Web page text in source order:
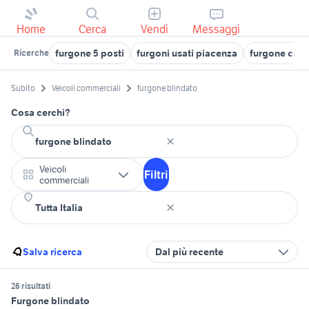
Home Cerca Vendi Messaggi
Ricerche furgone 5 posti furgoni usati piacenza furgone
Subito Veicoli commerciali furgone blindato
Cosa cerchi?
Veicoli
commerciali
Filtri
Salva ricerca Dal più recente
26 risultati
Furgone blindato